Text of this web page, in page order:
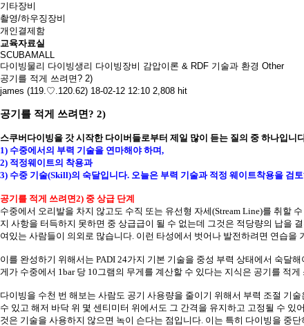
기타장비
촬영/하우징장비
개인결제함
교육자료실
SCUBAMALL
다이빙물리 다이빙생리 다이빙장비 감압이론 & RDF 기술과 환경 Other
공기를 적게 쓰려면? 2)
james (119.♡.120.62) 18-02-12 12:10 2,808 hit
공기를 적게 쓰려면? 2)
스쿠버다이빙을 갓 시작한 다이버들로부터 제일 많이 듣는 질의 중 하나입니
1) 수중에서의 부력 기술을 연마해야 하며 ,
2) 적정웨이트의 착용과
3) 수중 기술(Skill)의 숙달입니다. 오늘은 부력 기술과 적정 웨이트착용을 검
공기를 적게 쓰려면2) 중 상급 단계
수중에서 오리발을 차지 않고도 수직 또는 유선형 자세(Stream Line)를 취할
지 사항을 터득하지 못하면 중 상급급이 될 수 없는데 그것은 적당량의 납을
여있는 사람들이 의외로 많습니다. 이런 타성에서 벗어나 발전하려면 연습을
이를 완성하기 위해서는 PADI 24가지 기본 기술을 중성 부력 상태에서 숙달
게가 수중에서 1bar 당 10그램의 무게를 계산할 수 있다는 지식은 공기를 적
다이빙을 수천 번 해보는 사람도 공기 사용량을 줄이기 위해서 부력 조절 기
수 있고 해저 바닥 위 몇 센티미터 위에서도 그 간격을 유지하고 고정될 수 있
것은 기술을 사용하지 않으면 녹이 슨다는 점입니다. 이는 특히 다이빙을 중